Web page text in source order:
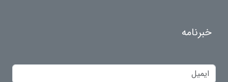
خبرنامه